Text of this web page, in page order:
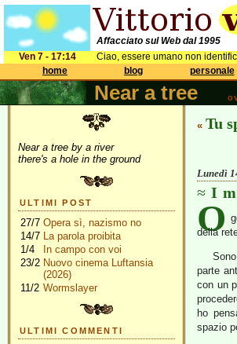
Affacciato sul Web dal 1995
Ven 7 - 17:14
Ciao, essere umano non
home
blog personale
Near a tree
Near a tree by a river
there's a hole in the ground
ULTIMI POST
27/7 Opera sì, nazismo no
14/7 La parola proibita
1/4
In campo con voi
23/2 Nuovo cinema Luftansia
(2026)
11/2 Wormslayer
ULTIMI COMMENTI
« Tu
Lunedì
I
O
della
parte
con un
ho
spazio